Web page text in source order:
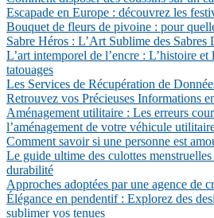
Escapade en Europe : découvrez les
Bouquet de fleurs de pivoine : pour
Sabre Héros : L’Art Sublime des Sabres
L’art intemporel de l’encre : L’histoire
tatouages
Les Services de Récupération de
Retrouvez vos Précieuses Informations
Aménagement utilitaire : Les erreurs
l’aménagement de votre véhicule
Comment savoir si une personne est
Le guide ultime des culottes
durabilité
Approches adoptées par une agence de
Élégance en pendentif : Explorez des
sublimer vos tenues